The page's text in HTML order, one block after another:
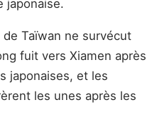
japonaise.
Taïwan ne survécut
fuit vers Xiamen après
japonaises, et les
les unes après les